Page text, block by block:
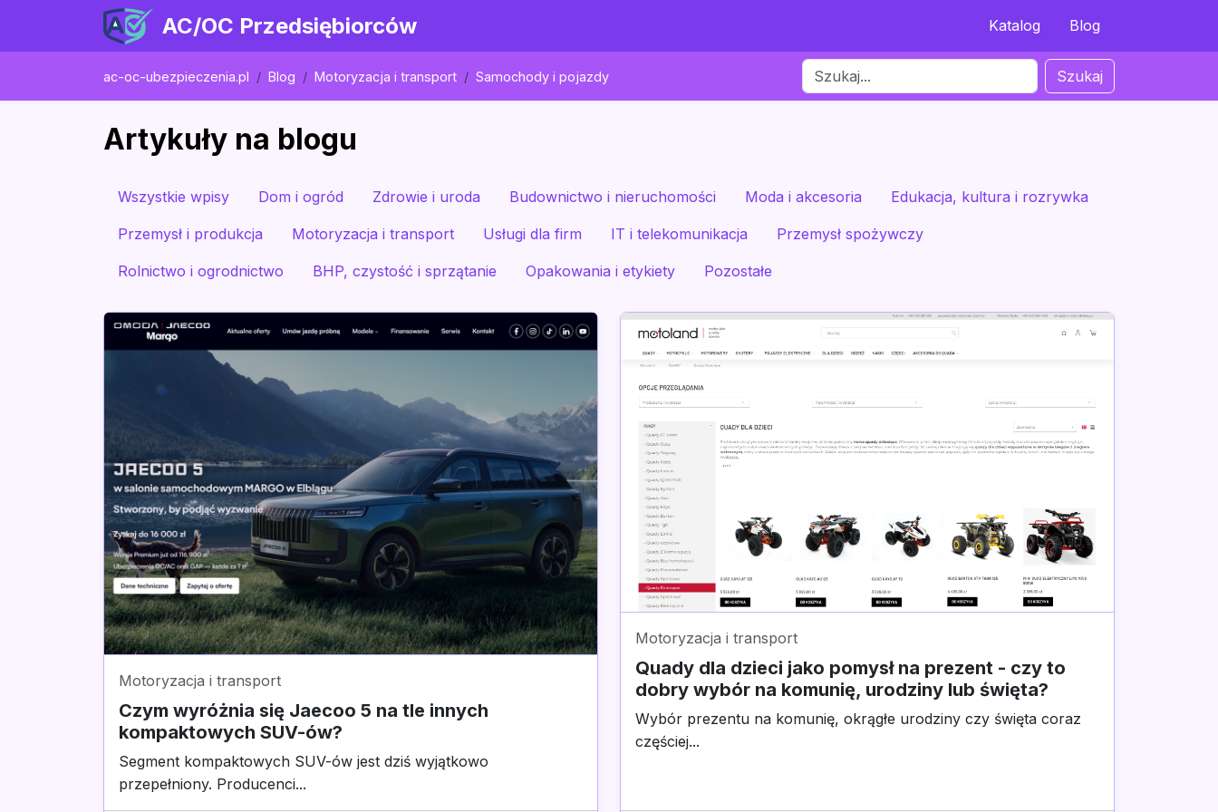
AC/OC Przedsiębiorców Katalog Blog
ac-oc-ubezpieczenia.pl Blog Motoryzacja i transport Samochody i pojazdy Szukaj
Artykuły na blogu
Wszystkie wpisy Dom i ogród Zdrowie i uroda Budownictwo i nieruchomości Moda i akcesoria Edukacja, kultura i rozrywka
Przemysł i produkcja Motoryzacja i transport Usługi dla firm IT i telekomunikacja Przemysł spożywczy
Rolnictwo i ogrodnictwo BHP, czystość i sprzątanie Opakowania i etykiety Pozostałe
Motoryzacja i transport
Czym wyróżnia się Jaecoo 5 na tle innych
kompaktowych SUV-ów?
Segment kompaktowych SUV-ów jest dziś wyjątkowo
przepełniony. Producenci...
Motoryzacja i transport
Quady dla dzieci jako pomysł na prezent - czy to
dobry wybór na komunię, urodziny lub święta?
Wybór prezentu na komunię, okrągłe urodziny czy święta coraz
częściej...